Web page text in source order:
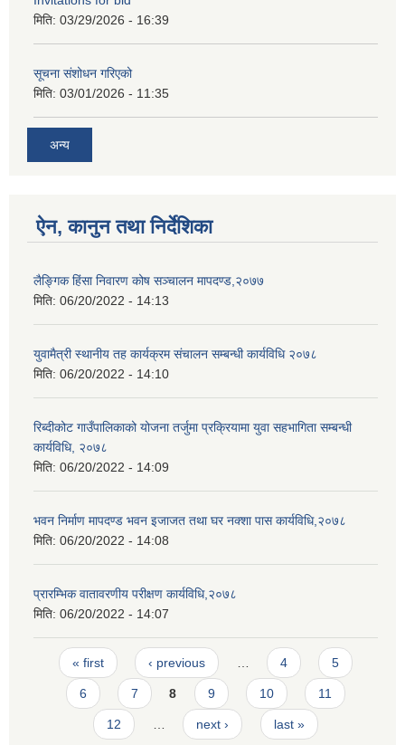
मिति: 03/29/2026 - 16:39
सूचना संशोधन गरिएको
मिति: 03/01/2026 - 11:35
अन्य
ऐन, कानुन तथा निर्देशिका
लैङ्गिक हिंसा निवारण कोष सञ्चालन मापदण्ड,२०७७
मिति: 06/20/2022 - 14:13
युवामैत्री स्थानीय तह कार्यक्रम संचालन सम्बन्धी कार्यविधि २०७८
मिति: 06/20/2022 - 14:10
रिब्दीकोट गाउँपालिकाको योजना तर्जुमा प्रक्रियामा युवा सहभागिता सम्बन्धी
कार्यविधि, २०७८
मिति: 06/20/2022 - 14:09
भवन निर्माण मापदण्ड भवन इजाजत तथा घर नक्शा पास कार्यविधि,२०७८
मिति: 06/20/2022 - 14:08
प्रारम्भिक वातावरणीय परीक्षण कार्यविधि,२०७८
मिति: 06/20/2022 - 14:07
Pages
« first ‹ previous … 4 5
6 7 8 9 10 11
12 … next › last »